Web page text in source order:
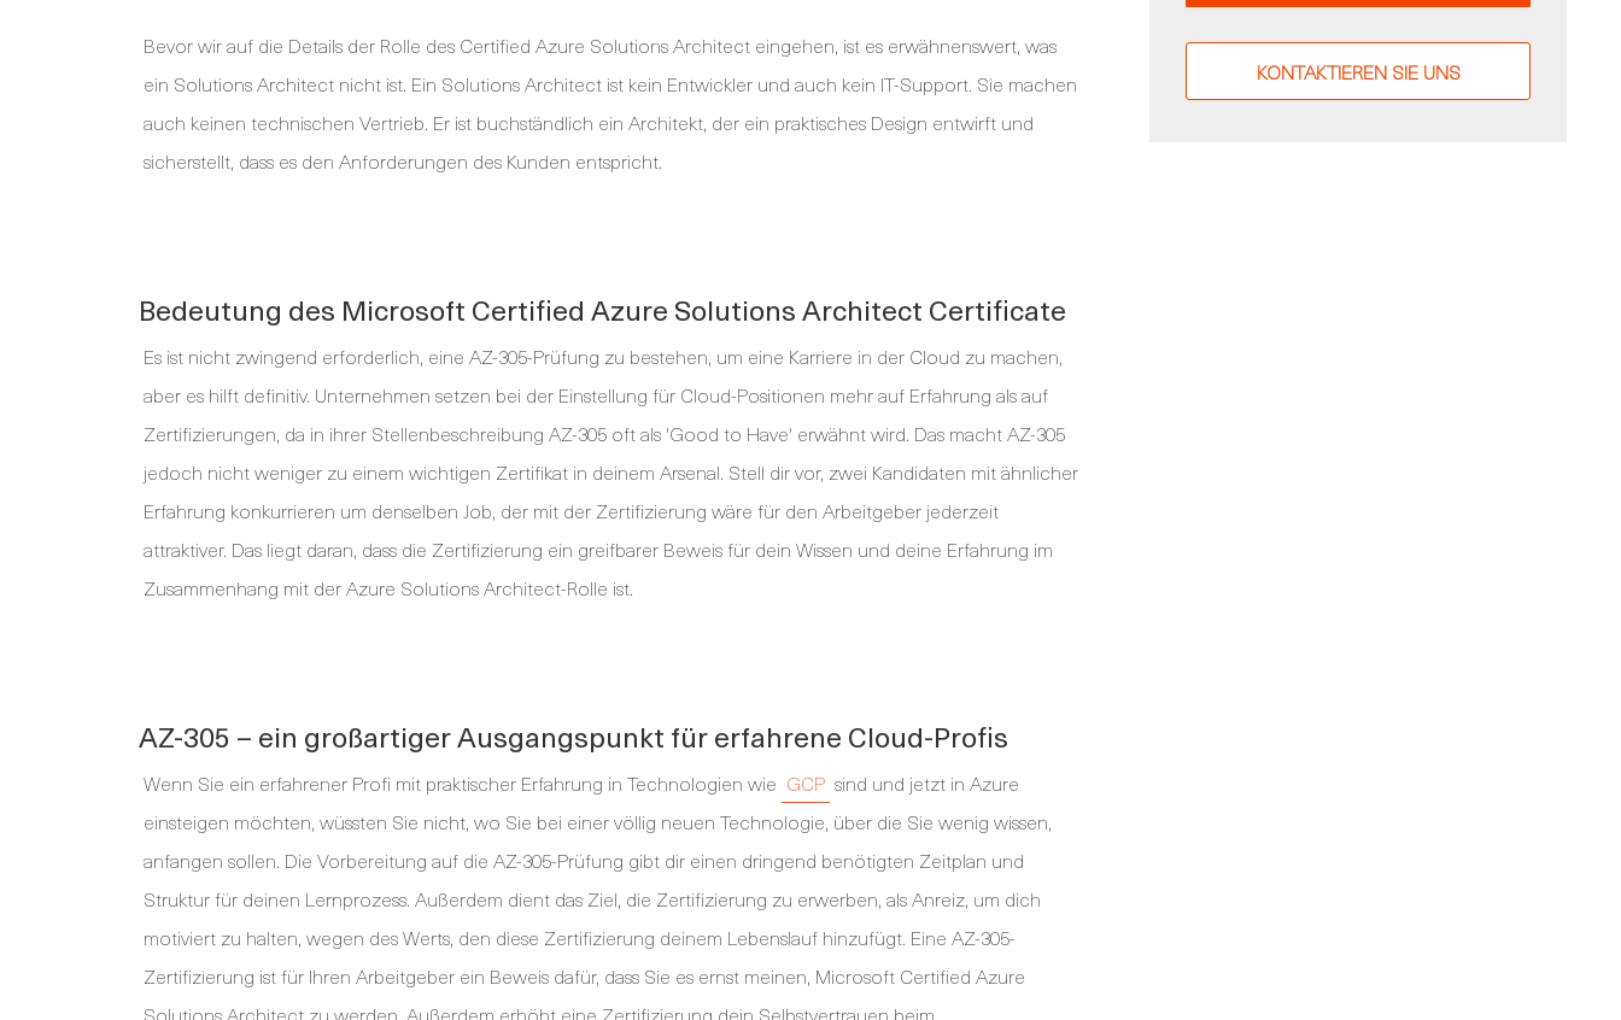
Bevor wir auf die Details der Rolle des Certified Azure Solutions Architect eingehen, ist es erwähnenswert, was
ein Solutions Architect nicht ist. Ein Solutions Architect ist kein Entwickler und auch kein IT-Support. Sie machen
auch keinen technischen Vertrieb. Er ist buchständlich ein Architekt, der ein praktisches Design entwirft und
sicherstellt, dass es den Anforderungen des Kunden entspricht.
Bedeutung des Microsoft Certified Azure Solutions Architect Certificate
Es ist nicht zwingend erforderlich, eine AZ-305-Prüfung zu bestehen, um eine Karriere in der Cloud zu machen,
aber es hilft definitiv. Unternehmen setzen bei der Einstellung für Cloud-Positionen mehr auf Erfahrung als auf
Zertifizierungen, da in ihrer Stellenbeschreibung AZ-305 oft als 'Good to Have' erwähnt wird. Das macht AZ-305
jedoch nicht weniger zu einem wichtigen Zertifikat in deinem Arsenal. Stell dir vor, zwei Kandidaten mit ähnlicher
Erfahrung konkurrieren um denselben Job, der mit der Zertifizierung wäre für den Arbeitgeber jederzeit
attraktiver. Das liegt daran, dass die Zertifizierung ein greifbarer Beweis für dein Wissen und deine Erfahrung im
Zusammenhang mit der Azure Solutions Architect-Rolle ist.
AZ-305 – ein großartiger Ausgangspunkt für erfahrene Cloud-Profis
Wenn Sie ein erfahrener Profi mit praktischer Erfahrung in Technologien wie GCP sind und jetzt in Azure
einsteigen möchten, wüssten Sie nicht, wo Sie bei einer völlig neuen Technologie, über die Sie wenig wissen,
anfangen sollen. Die Vorbereitung auf die AZ-305-Prüfung gibt dir einen dringend benötigten Zeitplan und
Struktur für deinen Lernprozess. Außerdem dient das Ziel, die Zertifizierung zu erwerben, als Anreiz, um dich
motiviert zu halten, wegen des Werts, den diese Zertifizierung deinem Lebenslauf hinzufügt. Eine AZ-305-
Zertifizierung ist für Ihren Arbeitgeber ein Beweis dafür, dass Sie es ernst meinen, Microsoft Certified Azure
Solutions Architect zu werden. Außerdem erhöht eine Zertifizierung dein Selbstvertrauen beim
KONTAKTIEREN SIE UNS